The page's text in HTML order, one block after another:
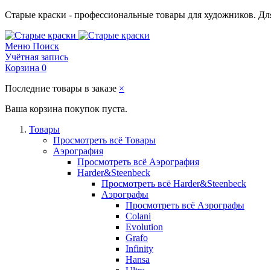
Старые краски - профессиональные товары для художников.
Меню Поиск
Учётная запись
Корзина 0
Последние товары в заказе ×
Ваша корзина покупок пуста.
Товары
Просмотреть всё Товары
Аэрография
Просмотреть всё Аэрография
Harder&Steenbeck
Просмотреть всё Harder&Steenbeck
Аэрографы
Просмотреть всё Аэрографы
Colani
Evolution
Grafo
Infinity
Hansa